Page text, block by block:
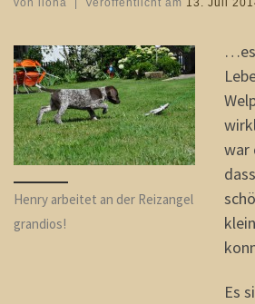
von ilona Veröffentlicht am 13. Juli
Henry arbeitet an der Reizangel
grandios!
war
Es